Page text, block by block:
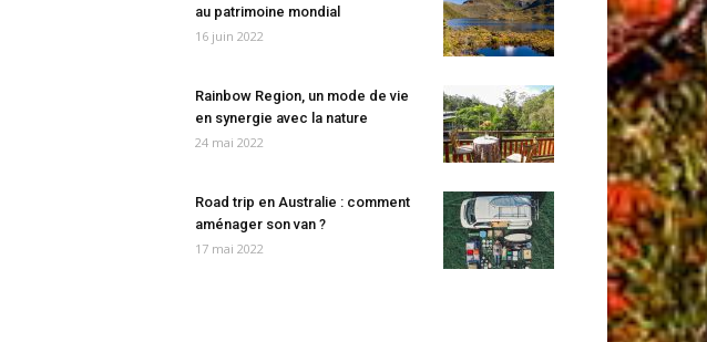
au patrimoine mondial
16 juin 2022
Rainbow Region, un mode de vie
en synergie avec la nature
24 mai 2022
Road trip en Australie : comment
aménager son van ?
17 mai 2022